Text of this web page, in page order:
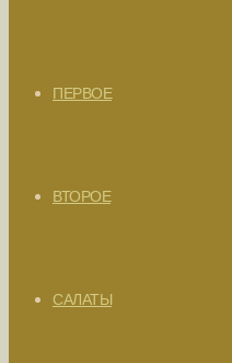
ПЕРВОЕ
ВТОРОЕ
САЛАТЫ